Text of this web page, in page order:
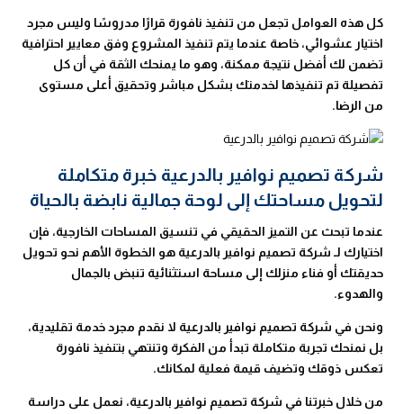
كل هذه العوامل تجعل من تنفيذ نافورة قرارًا مدروسًا وليس مجرد
اختيار عشوائي، خاصة عندما يتم تنفيذ المشروع وفق معايير احترافية
تضمن لك أفضل نتيجة ممكنة، وهو ما يمنحك الثقة في أن كل
تفصيلة تم تنفيذها لخدمتك بشكل مباشر وتحقيق أعلى مستوى
من الرضا.
شركة تصميم نوافير بالدرعية خبرة متكاملة
لتحويل مساحتك إلى لوحة جمالية نابضة بالحياة
عندما تبحث عن التميز الحقيقي في تنسيق المساحات الخارجية، فإن
اختيارك لـ شركة تصميم نوافير بالدرعية هو الخطوة الأهم نحو تحويل
حديقتك أو فناء منزلك إلى مساحة استثنائية تنبض بالجمال
والهدوء.
ونحن في شركة تصميم نوافير بالدرعية لا نقدم مجرد خدمة تقليدية،
بل نمنحك تجربة متكاملة تبدأ من الفكرة وتنتهي بتنفيذ نافورة
تعكس ذوقك وتضيف قيمة فعلية لمكانك.
من خلال خبرتنا في شركة تصميم نوافير بالدرعية، نعمل على دراسة